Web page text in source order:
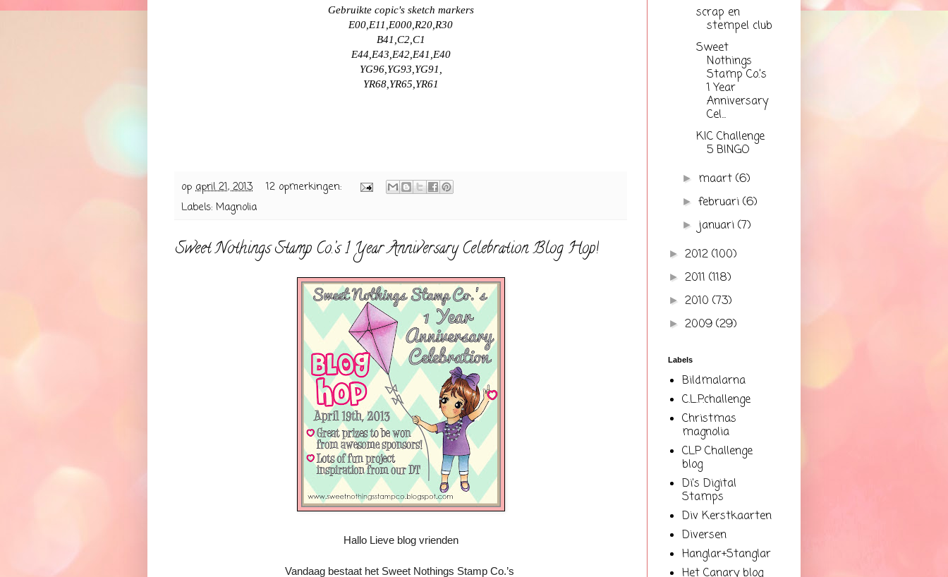
Gebruikte copic's sketch markers
E00,E11,E000,R20,R30
B41,C2,C1
E44,E43,E42,E41,E40
YG96,YG93,YG91,
YR68,YR65,YR61
op april 21, 2013
12 opmerkingen:
Labels: Magnolia
Sweet Nothings Stamp Co.’s 1 Year Anniversary Celebration Blog Hop!
Hallo Lieve blog vrienden
Vandaag bestaat het Sweet Nothings Stamp Co.’s
scrap en
stempel club
Sweet
Nothings
Stamp Co.’s
1 Year
Anniversary
Cel...
KIC Challenge
5 BINGO
► maart(6)
►februari(6)
► januari(7)
► 2012 (100)
► 2011 (118)
► 2010 (73)
► 2009 (29)
Labels
Bildmalarna
C.L.P.challenge
Christmas
magnolia
CLP Challenge
blog
Di's Digital
Stamps
Div Kerstkaarten
Diversen
Hanglar+Stanglar
Het Canary blog